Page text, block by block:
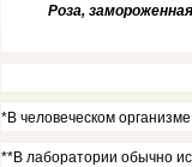
Роза,
*В человеческом
**В лаборатории обычно